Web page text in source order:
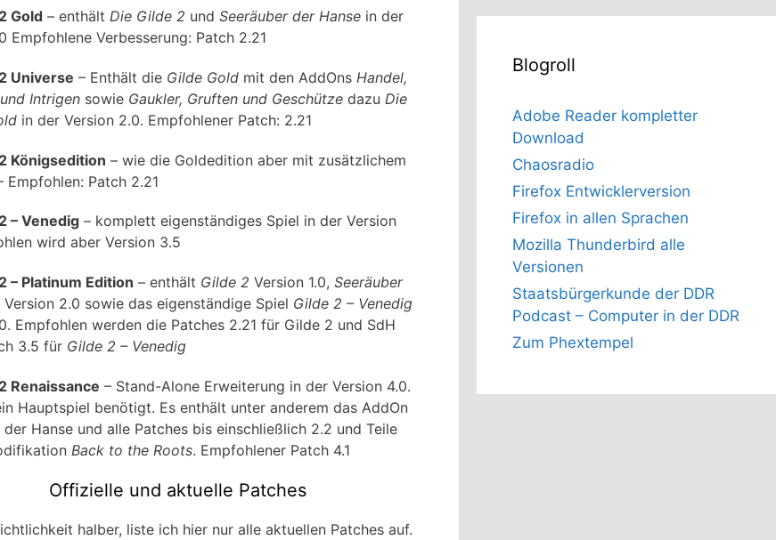
Gold – enthält Die Gilde 2 und Seeräuber der Hanse in der
Empfohlene Verbesserung: Patch 2.21
Universe – Enthält die Gilde Gold mit den AddOns Handel,
Intrigen sowie Gaukler, Gruften und Geschütze dazu Die
in der Version 2.0. Empfohlener Patch: 2.21
Königsedition – wie die Goldedition aber mit zusätzlichem
Empfohlen: Patch 2.21
– Venedig – komplett eigenständiges Spiel in der Version
wird aber Version 3.5
– Platinum Edition – enthält Gilde 2 Version 1.0, Seeräuber
Version 2.0 sowie das eigenständige Spiel Gilde 2 – Venedig
Empfohlen werden die Patches 2.21 für Gilde 2 und SdH
3.5 für Gilde 2 – Venedig
Renaissance – Stand-Alone Erweiterung in der Version 4.0.
Hauptspiel benötigt. Es enthält unter anderem das AddOn
der Hanse und alle Patches bis einschließlich 2.2 und Teile
Back to the Roots. Empfohlener Patch 4.1
Offizielle und aktuelle Patches
halber, liste ich hier nur alle aktuellen Patches auf.
Blogroll
Adobe Reader kompletter
Download
Chaosradio
Firefox Entwicklerversion
Firefox in allen Sprachen
Mozilla Thunderbird alle
Versionen
Staatsbürgerkunde der DDR
Podcast – Computer in der DDR
Zum Phextempel